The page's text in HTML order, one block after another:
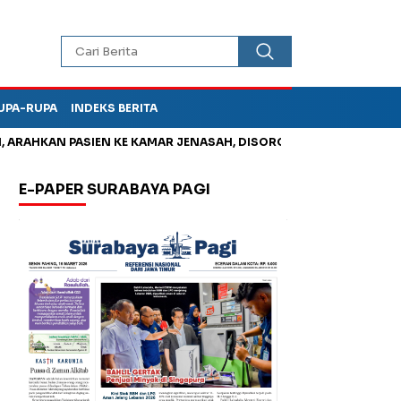
RUPA INDEKS BERITA
PASIEN KE KAMAR JENASAH, DISOROT
E-PAPER SURABAYA PAGI